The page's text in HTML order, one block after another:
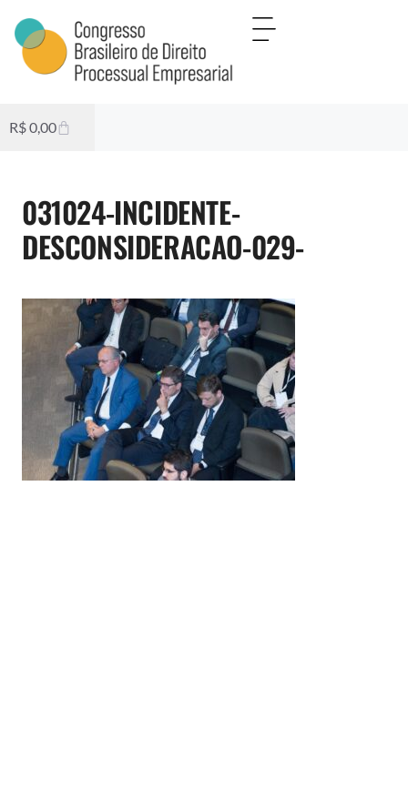
R$0,00
031024-INCIDENTE-
DESCONSIDERACAO-029-